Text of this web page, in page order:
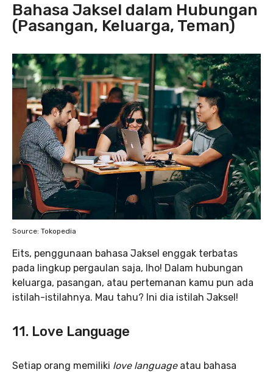
Bahasa Jaksel dalam Hubungan
(Pasangan, Keluarga, Teman)
Source: Tokopedia
Eits, penggunaan bahasa Jaksel enggak terbatas
pada lingkup pergaulan saja, lho! Dalam hubungan
keluarga, pasangan, atau pertemanan kamu pun ada
istilah-istilahnya. Mau tahu? Ini dia istilah Jaksel!
11. Love Language
Setiap orang memiliki love languageatau bahasa